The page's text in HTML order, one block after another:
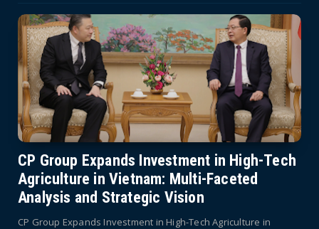
CP Group Expands Investment in High-Tech
Agriculture in Vietnam: Multi-Faceted
Analysis and Strategic Vision
CP Group Expands Investment in High-Tech Agriculture in